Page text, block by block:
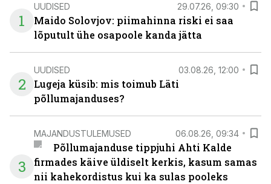
1
UUDISED 29.07.26, 09:30
Maido Solovjov: piimahinna riski ei saa
lõputult ühe osapoole kanda jätta
2
UUDISED 03.08.26, 12:00
Lugeja küsib: mis toimub Läti
põllumajanduses?
3
MAJANDUSTULEMUSED 06.08.26, 09:34
Põllumajanduse tippjuhi Ahti Kalde
firmades käive üldiselt kerkis, kasum samas
nii kahekordistus kui ka sulas pooleks